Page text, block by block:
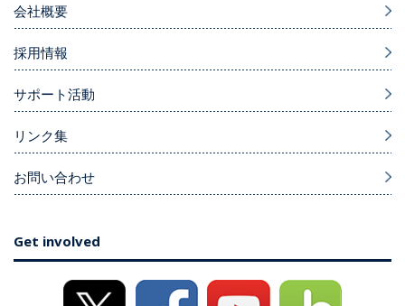
会社概要
採用情報
サポート活動
リンク集
お問い合わせ
Get involved